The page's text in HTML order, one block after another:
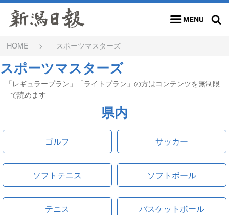
メニュー 検索
HOME スポーツマスターズ
スポーツマスターズ
「レギュラープラン」「ライトプラン」の方はコンテンツを無制限
で読めます
県内
ゴルフ サッカー
ソフトテニス ソフトボール
テニス バスケットボール